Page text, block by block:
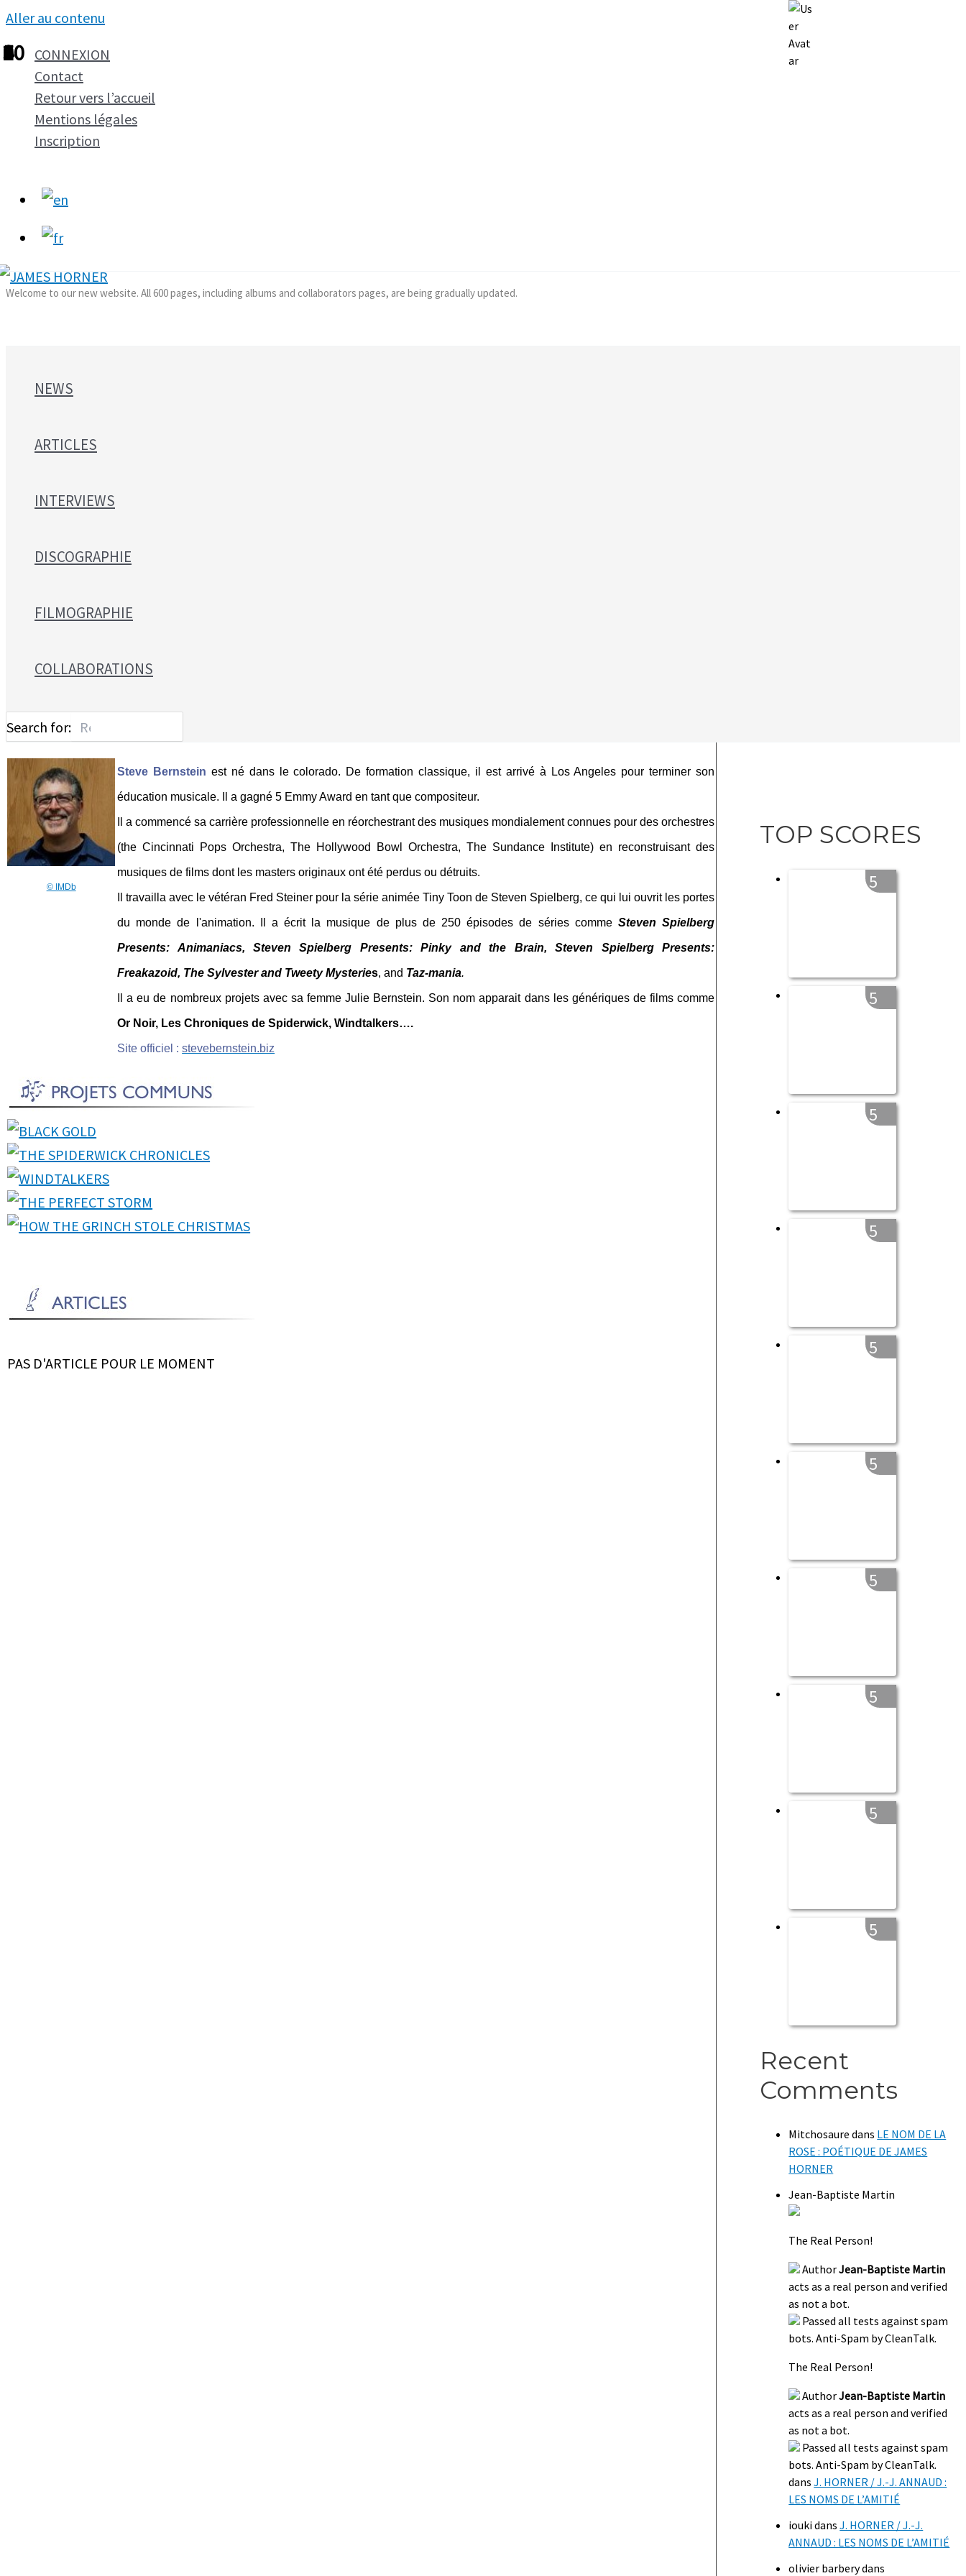
Aller au contenu
CONNEXION
Contact
Retour vers l’accueil
Mentions légales
Inscription
Welcome to our new website. All 600 pages, including albums and collaborators pages, are being gradually updated.
NEWS
ARTICLES
INTERVIEWS
DISCOGRAPHIE
FILMOGRAPHIE
COLLABORATIONS
Search for:
© IMDb
Steve Bernstein est né dans le colorado. De formation classique, il est arrivé à Los Angeles pour terminer son
éducation musicale. Il a gagné 5 Emmy Award en tant que compositeur.
Il a commencé sa carrière professionnelle en réorchestrant des musiques mondialement connues pour des orchestres
(the Cincinnati Pops Orchestra, The Hollywood Bowl Orchestra, The Sundance Institute) en reconstruisant des
musiques de films dont les masters originaux ont été perdus ou détruits.
Il travailla avec le vétéran Fred Steiner pour la série animée Tiny Toon de Steven Spielberg, ce qui lui ouvrit les portes
du monde de l'animation. Il a écrit la musique de plus de 250 épisodes de séries comme Steven Spielberg
Presents: Animaniacs, Steven Spielberg Presents: Pinky and the Brain, Steven Spielberg Presents:
Freakazoid, The Sylvester and Tweety Mysteries, and Taz-mania.
Il a eu de nombreux projets avec sa femme Julie Bernstein. Son nom apparait dans les génériques de films comme
Or Noir, Les Chroniques de Spiderwick, Windtalkers….
Site officiel :stevebernstein.biz
PAS D'ARTICLE POUR LE MOMENT
TOP SCORES
1
5
2
5
3
5
4
5
5
5
6
5
7
5
8
5
9
5
10
5
Recent
Comments
Mitchosaure dans LE NOM DE LA
ROSE : POÉTIQUE DE JAMES
HORNER
Jean-Baptiste Martin
The Real Person!
AuthorJean-Baptiste Martin
acts as a real person and verified
as not a bot.
Passed all tests against spam
bots. Anti-Spam by CleanTalk.
The Real Person!
AuthorJean-Baptiste Martin
acts as a real person and verified
as not a bot.
Passed all tests against spam
bots. Anti-Spam by CleanTalk.
dansJ. HORNER / J.-J. ANNAUD :
LES NOMS DE L’AMITIÉ
ioukidansJ. HORNER / J.-J.
ANNAUD : LES NOMS DE L’AMITIÉ
olivier barberydans